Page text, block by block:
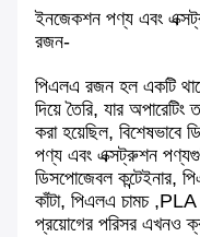
ইনজেকশন পণ্য এবং
রজন-
পিএলএ রজন হল একটি
দিয়ে তৈরি, যার অপারেটিং
করা হয়েছিল, বিশেষভাবে
পণ্য এবং এক্সট্রুশন
ডিসপোজেবল কন্টেইনার,
কাঁটা, পিএলএ চামচ
প্রয়োগের পরিসর এখনও